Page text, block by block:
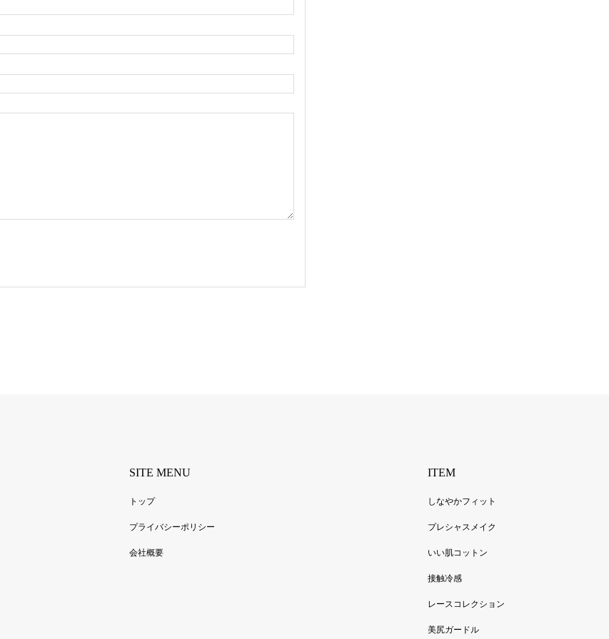
SITE MENU
トップ
プライバシーポリシー
会社概要
ITEM
しなやかフィット
プレシャスメイク
いい肌コットン
接触冷感
レースコレクション
美尻ガードル